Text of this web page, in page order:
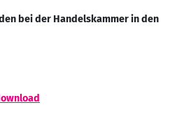
bei der Handelskammer in den